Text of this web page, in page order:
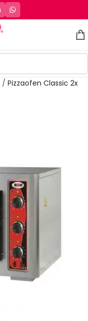
/ Pizzaofen Classic 2x